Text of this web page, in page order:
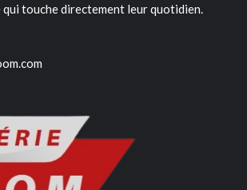
touche directement leur quotidien.